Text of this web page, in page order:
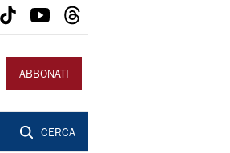
ABBONATI
CERCA